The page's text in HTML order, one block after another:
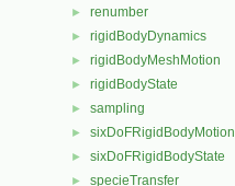
► renumber
► rigidBodyDynamics
► rigidBodyMeshMotion
► rigidBodyState
► sampling
► sixDoFRigidBodyMotion
► sixDoFRigidBodyState
► specieTransfer